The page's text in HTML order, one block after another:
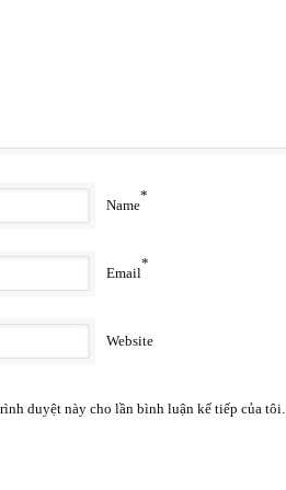
Name
*
Email
*
Website
duyệt này cho lần bình luận kế tiếp của tôi.